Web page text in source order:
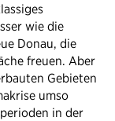
wie die
Donau, die
freuen. Aber
Gebieten
umso
in der